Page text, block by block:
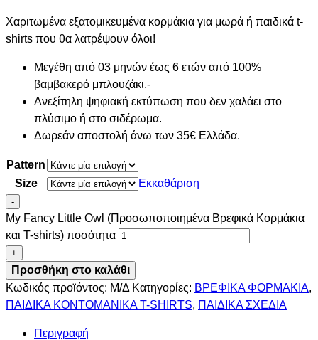
Χαριτωμένα εξατομικευμένα κορμάκια για μωρά ή παιδικά t-
shirts που θα λατρέψουν όλοι!
Μεγέθη από 03 μηνών έως 6 ετών από 100%
βαμβακερό μπλουζάκι.-
Ανεξίτηλη ψηφιακή εκτύπωση που δεν χαλάει στο
πλύσιμο ή στο σιδέρωμα.
Δωρεάν αποστολή άνω των 35€ Ελλάδα.
Pattern
Size
Εκκαθάριση
-
My Fancy Little Owl (Προσωποποιημένα Βρεφικά Κορμάκια
και T-shirts) ποσότητα
+
Προσθήκη στο καλάθι
Κωδικός προϊόντος: Μ/Δ Κατηγορίες: ΒΡΕΦΙΚΑ ΦΟΡΜΑΚΙΑ,
ΠΑΙΔΙΚΑ ΚΟΝΤΟΜΑΝΙΚΑ T-SHIRTS, ΠΑΙΔΙΚΑ ΣΧΕΔΙΑ
Περιγραφή